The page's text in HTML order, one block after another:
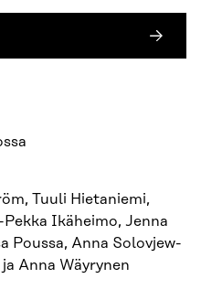
Tuuli Hietaniemi,
Ikäheimo, Jenna
Poussa, Anna Solovjew-
Anna Wäyrynen